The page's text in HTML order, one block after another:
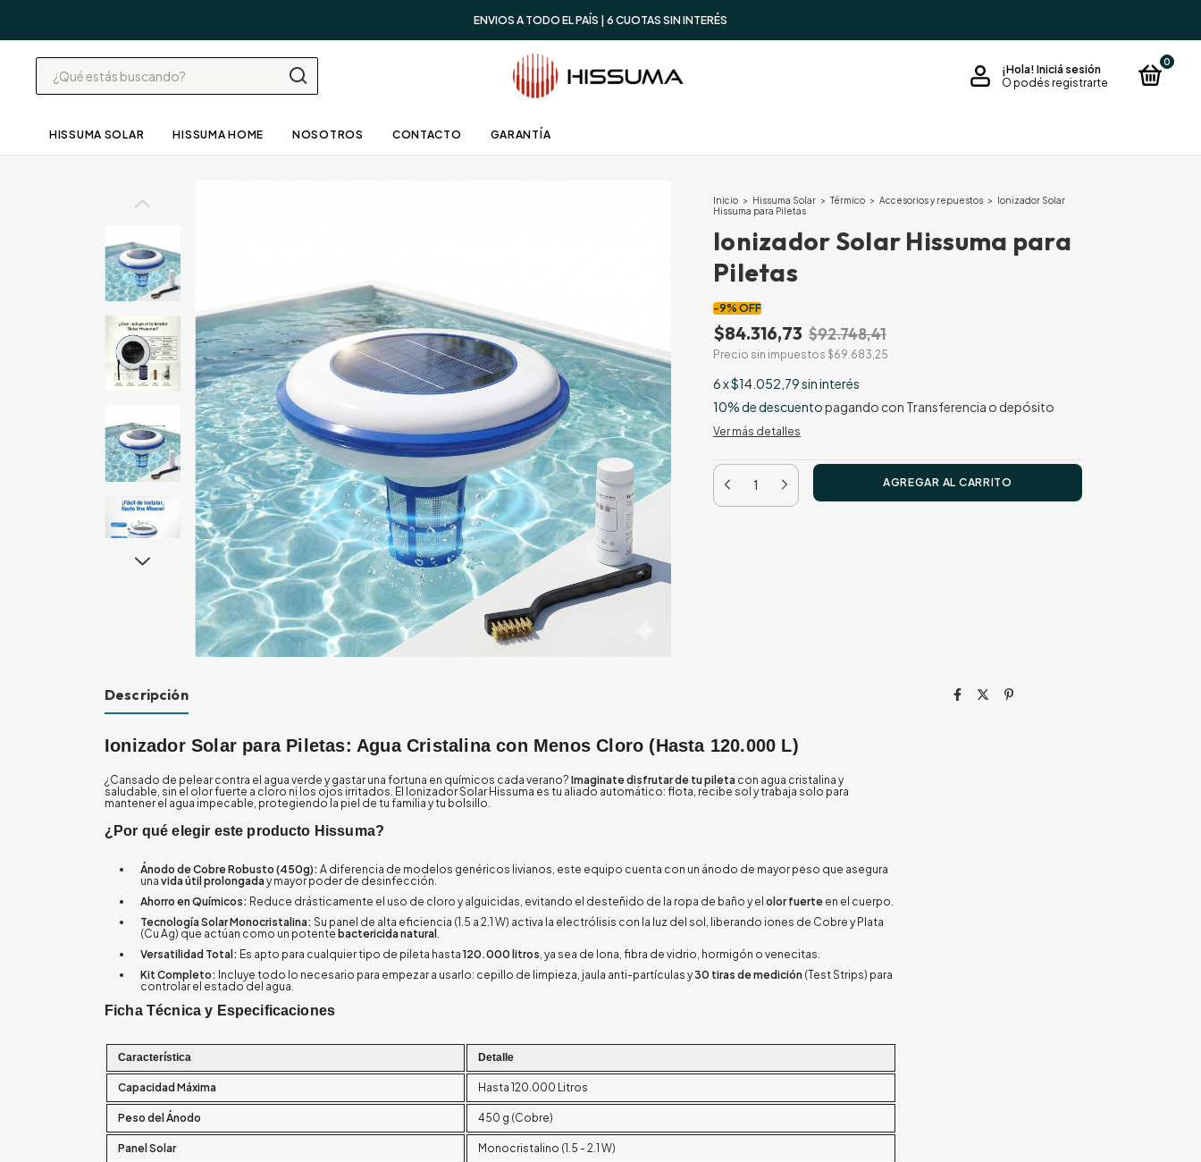
ENVIOS A TODO EL PAÍS | 6 CUOTAS SIN INTERÉS
¡Hola! Iniciá sesión
O podés registrarte
0
HISSUMA SOLAR HISSUMA HOME NOSOTROS CONTACTO GARANTÍA
Inicio > Hissuma Solar > Térmico > Accesorios y repuestos > Ionizador Solar
Hissuma para Piletas
Ionizador Solar Hissuma para
Piletas
-9% OFF
$84.316,73 $92.748,41
Precio sin impuestos $69.683,25
6x$14.052,79sin interés
10% de descuentopagando con Transferencia o depósito
Ver más detalles
Descripción
Ionizador Solar para Piletas: Agua Cristalina con Menos Cloro (Hasta 120.000 L)
¿Cansado de pelear contra el agua verde y gastar una fortuna en químicos cada verano? Imaginate disfrutar de tu pileta con agua cristalina y
saludable, sin el olor fuerte a cloro ni los ojos irritados. El Ionizador Solar Hissuma es tu aliado automático: flota, recibe sol y trabaja solo para
mantener el agua impecable, protegiendo la piel de tu familia y tu bolsillo.
¿Por qué elegir este producto Hissuma?
Ánodo de Cobre Robusto (450g): A diferencia de modelos genéricos livianos, este equipo cuenta con un ánodo de mayor peso que asegura
una vida útil prolongaday mayor poder de desinfección.
Ahorro en Químicos: Reduce drásticamente el uso de cloro y alguicidas, evitando el desteñido de la ropa de baño y el olor fuerte en el cuerpo.
Tecnología Solar Monocristalina: Su panel de alta eficiencia (1.5 a 2.1 W) activa la electrólisis con la luz del sol, liberando iones de Cobre y Plata
(Cu Ag) que actúan como un potente bactericida natural
Versatilidad Total: Es apto para cualquier tipo de pileta hasta 120.000 litros , ya sea de lona, fibra de vidrio, hormigón o venecitas.
Kit Completo: Incluye todo lo necesario para empezar a usarlo: cepillo de limpieza, jaula anti-partículas y30 tiras de medición (Test Strips) para
controlar el estado del agua.
Ficha Técnica y Especificaciones
Característica Detalle
Capacidad Máxima Hasta 120.000 Litros
Peso del Ánodo 450 g (Cobre)
Panel Solar Monocristalino (1.5 - 2.1 W)